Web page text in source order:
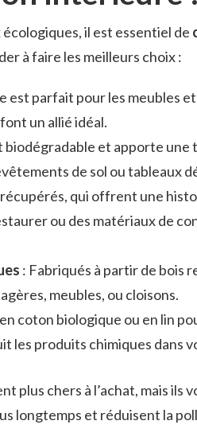
il est essentiel de
à faire les meilleurs choix :
est parfait pour les meubles
un allié idéal.
biodégradable et apporte
de sol ou tableaux
qui offrent une
ou des matériaux de
: Fabriqués à partir de bois
meubles, ou cloisons.
coton biologique ou en lin
les produits chimiques dans
plus chers à l’achat, mais ils
longtemps et réduisent la